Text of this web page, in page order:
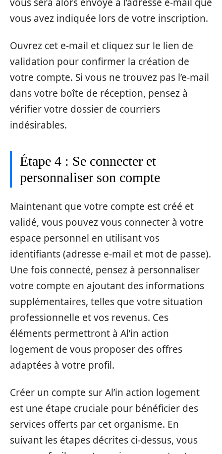
vous sera alors envoyé à l’adresse e-mail que
vous avez indiquée lors de votre inscription.
Ouvrez cet e-mail et cliquez sur le lien de
validation pour confirmer la création de
votre compte. Si vous ne trouvez pas l’e-mail
dans votre boîte de réception, pensez à
vérifier votre dossier de courriers
indésirables.
Étape 4 : Se connecter et
personnaliser son compte
Maintenant que votre compte est créé et
validé, vous pouvez vous connecter à votre
espace personnel en utilisant vos
identifiants (adresse e-mail et mot de passe).
Une fois connecté, pensez à personnaliser
votre compte en ajoutant des informations
supplémentaires, telles que votre situation
professionnelle et vos revenus. Ces
éléments permettront à Al’in action
logement de vous proposer des offres
adaptées à votre profil.
Créer un compte sur Al’in action logement
est une étape cruciale pour bénéficier des
services offerts par cet organisme. En
suivant les étapes décrites ci-dessus, vous